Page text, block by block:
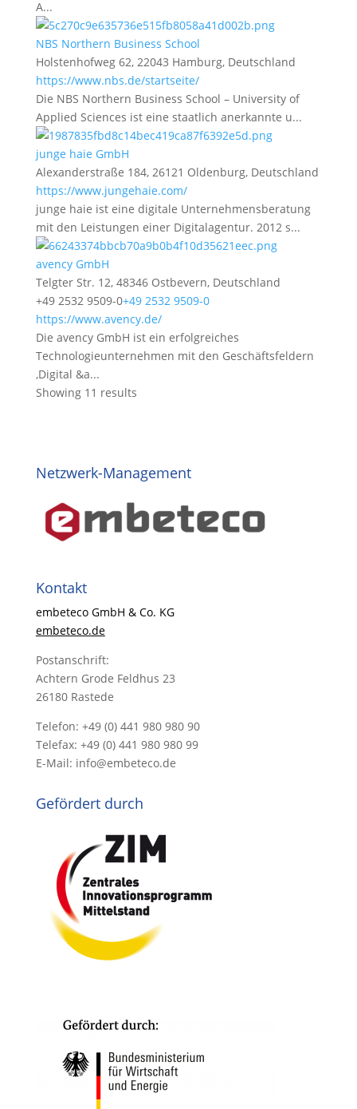
A...
NBS Northern Business School
Holstenhofweg 62, 22043 Hamburg, Deutschland
https://www.nbs.de/startseite/
Die NBS Northern Business School – University of
Applied Sciences ist eine staatlich anerkannte u...
junge haie GmbH
Alexanderstraße 184, 26121 Oldenburg, Deutschland
https://www.jungehaie.com/
junge haie ist eine digitale Unternehmensberatung
mit den Leistungen einer Digitalagentur. 2012 s...
avency GmbH
Telgter Str. 12, 48346 Ostbevern, Deutschland
+49 2532 9509-0+49 2532 9509-0
https://www.avency.de/
Die avency GmbH ist ein erfolgreiches
Technologieunternehmen mit den Geschäftsfeldern
‚Digital &a...
Showing 11 results
Netzwerk-Management
Kontakt
embeteco GmbH & Co. KG
embeteco.de
Postanschrift:
Achtern Grode Feldhus 23
26180 Rastede
Telefon: +49 (0) 441 980 980 90
Telefax: +49 (0) 441 980 980 99
E-Mail: info@embeteco.de
Gefördert durch